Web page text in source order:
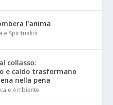
l’anima
e Spiritualità
collasso:
e caldo trasformano
nella pena
e Ambiente